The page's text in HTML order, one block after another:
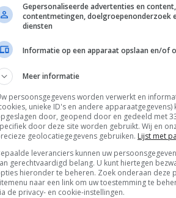
Budget recepten Groente
Meatless Monday Overdag
Recepten Seizoen
Soepen Vegetarische recepten
Gepersonaliseerde advertenties en
contentmetingen, doelgroepenonderzoek
diensten
Informatie op een apparaat opslaan en/of
Meer informatie
persoonsgegevens worden verwerkt en
unieke ID's en andere apparaatgegevens)
door, geopend door en gedeeld met
door deze site worden gebruikt. Wij en
geolocatiegegevens gebruiken. Lijst met
leveranciers kunnen uw
gerechtvaardigd belang. U kunt hiertegen
hieronder te beheren. Zoek onderaan deze
naar een link om uw toestemming te
de privacy- en cookie-instellingen.